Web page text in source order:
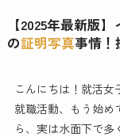
【2025年最新版
の証明写真事情！
こんにちは！就活女
就職活動、もう始
ら、実は水面下で